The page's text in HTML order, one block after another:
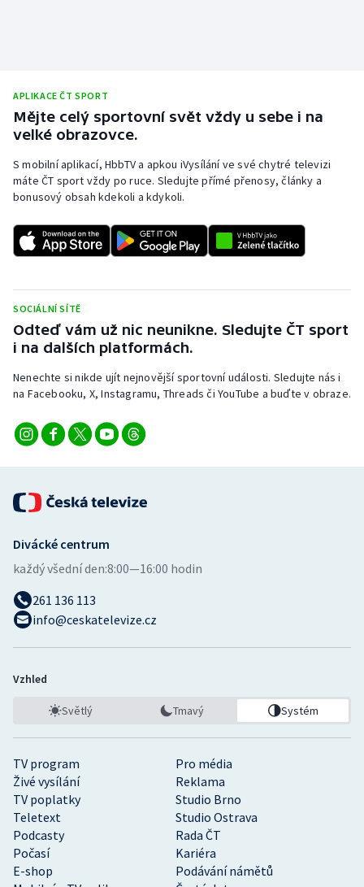
APLIKACE ČT SPORT
Mějte celý sportovní svět vždy u sebe i na
velké obrazovce.
S mobilní aplikací, HbbTV a apkou iVysílání ve své chytré televizi
máte ČT sport vždy po ruce. Sledujte přímé přenosy, články a
bonusový obsah kdekoli a kdykoli.
SOCIÁLNÍ SÍTĚ
Odteď vám už nic neunikne. Sledujte ČT sport
i na dalších platformách.
Nenechte si nikde ujít nejnovější sportovní události. Sledujte nás i
na Facebooku, X, Instagramu, Threads či YouTube a buďte v obraze.
TV program
Pro média
Živé vysílání
Reklama
TV poplatky
Studio Brno
Teletext
Studio Ostrava
Podcasty
Rada ČT
Počasí
Kariéra
E-shop
Podávání námětů
Divácké centrum
každý všední den:8:00—16:00 hodin
261 136 113
info@ceskatelevize.cz
Vzhled
Světlý Tmavý Systém